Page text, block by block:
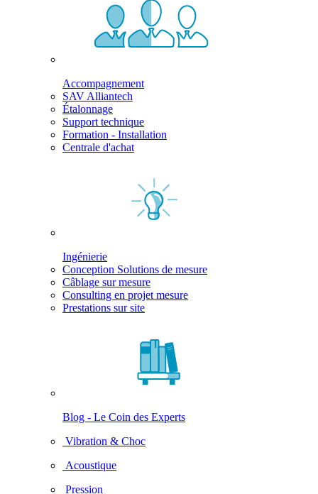
Accompagnement
SAV Alliantech
Étalonnage
Support technique
Formation - Installation
Centrale d'achat
Ingénierie
Conception Solutions de mesure
Câblage sur mesure
Consulting en projet mesure
Prestations sur site
Blog - Le Coin des Experts
Vibration & Choc
Acoustique
Pression